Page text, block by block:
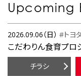
Upcoming
2026.09.06（日） #トヨ
こだわりん食育プロ
チラシ